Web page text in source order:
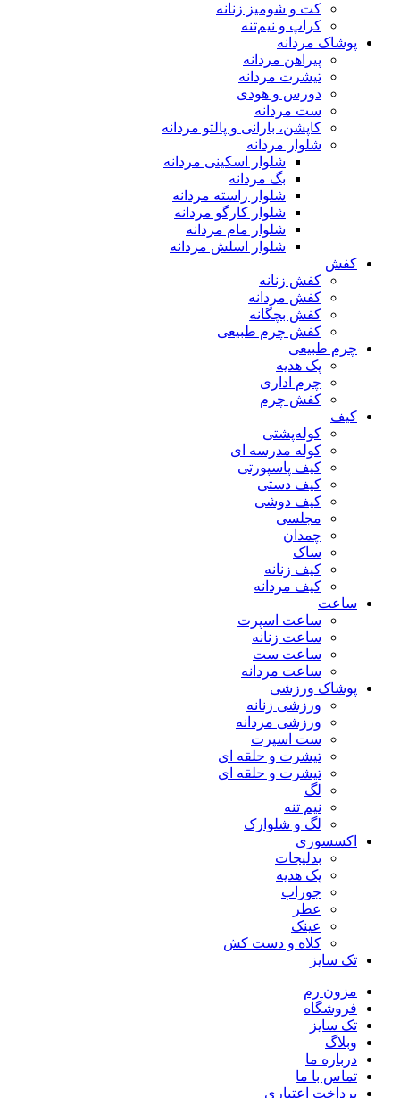
کت و شومیز زنانه
کراپ و نیم‌تنه
پوشاک مردانه
پیراهن مردانه
تیشرت مردانه
دورس و هودی
ست مردانه
کاپشن، بارانی و پالتو مردانه
شلوار مردانه
شلوار اسکینی مردانه
بگ مردانه
شلوار راسته مردانه
شلوار کارگو مردانه
شلوار مام مردانه
شلوار اسلش مردانه
کفش
کفش زنانه
کفش مردانه
کفش بچگانه
کفش چرم طبیعی
چرم طبیعی
پک هدیه
چرم اداری
کفش چرم
کیف
کوله‌پشتی
کوله مدرسه ای
کیف پاسپورتی
کیف دستی
کیف دوشی
مجلسی
چمدان
ساک
کیف زنانه
کیف مردانه
ساعت
ساعت اسپرت
ساعت زنانه
ساعت ست
ساعت مردانه
پوشاک ورزشی
ورزشی زنانه
ورزشی مردانه
ست اسپرت
تیشرت و حلقه ای
تیشرت و حلقه ای
لگ
نیم تنه
لگ و شلوارک
اکسسوری
بدلیجات
پک هدیه
جوراب
عطر
عینک
کلاه و دست کش
تک سایز
مزون رم
فروشگاه
تک سایز
وبلاگ
درباره ما
تماس با ما
پرداخت اعتباری